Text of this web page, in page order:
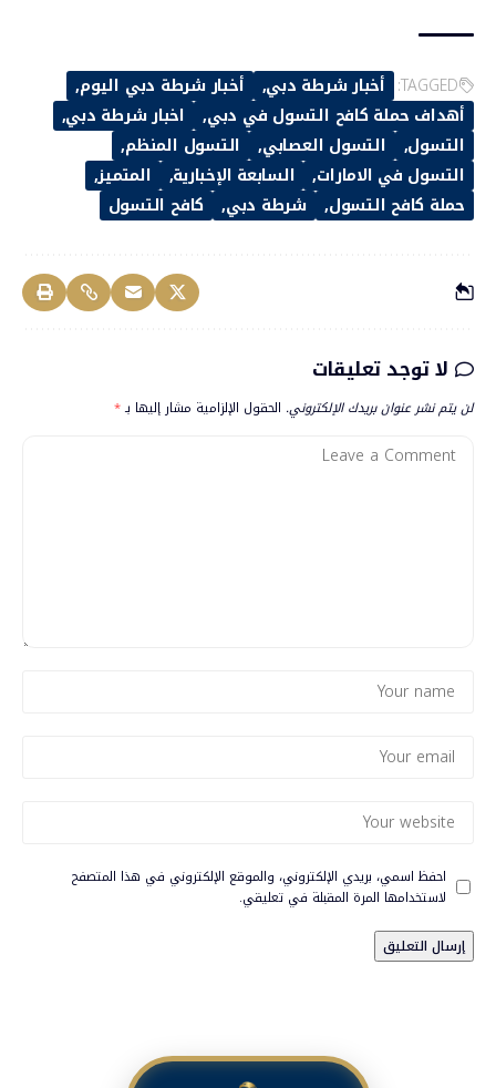
TAGGED: أخبار شرطة دبي
أخبار شرطة دبي اليوم
أهداف حملة كافح التسول في دبي
اخبار شرطة دبي
التسول
التسول العصابي
التسول المنظم
التسول في الامارات
السابعة الإخبارية
المتميز
حملة كافح التسول
شرطة دبي كافح التسول
لا توجد تعليقات
لن يتم نشر عنوان بريدك الإلكتروني. الحقول الإلزامية مشار إليها بـ*
احفظ اسمي، بريدي الإلكتروني، والموقع الإلكتروني في هذا المتصفح
لاستخدامها المرة المقبلة في تعليقي.